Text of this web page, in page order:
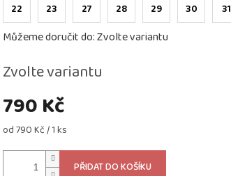
790 Kč
Měrná
od 790 Kč / 1 ks
Zvolte variantu
22 23 27 28 29 30 31
Můžeme doručit do:Zvolte variantu
PŘIDAT DO KOŠÍKU